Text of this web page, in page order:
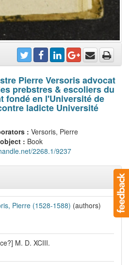
Pierre Versoris advocat
prebstres & escoliers du
fondé en l'Université de
ladicte Université
: Versoris, Pierre
: Book
2268.1/9237
Pierre (1528-1588) (authors)
M. D. XCIII.